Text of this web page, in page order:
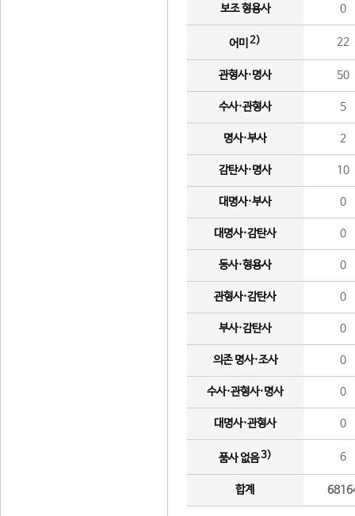
보조 형용사 0
어미 2) 22
관형사·명사 50
수사·관형사 5
명사·부사 2
감탄사·명사 10
대명사·부사 0
대명사·감탄사 0
동사·형용사 0
관형사·감탄사 0
부사·감탄사 0
의존 명사·조사 0
수사·관형사·명사 0
대명사·관형사 0
품사 없음3) 6
합계